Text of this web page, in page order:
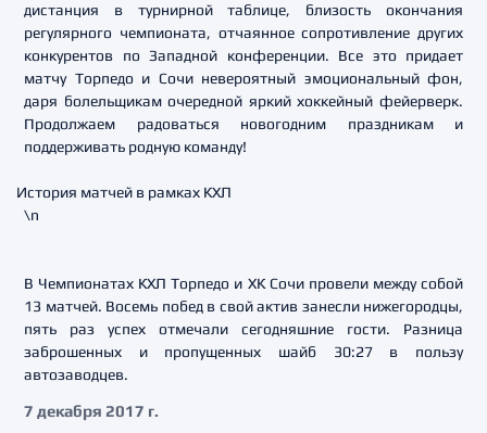
дистанция в турнирной таблице, близость окончания
регулярного чемпионата, отчаянное сопротивление других
конкурентов по Западной конференции. Все это придает
матчу Торпедо и Сочи невероятный эмоциональный фон,
даря болельщикам очередной яркий хоккейный фейерверк.
Продолжаем радоваться новогодним праздникам и
поддерживать родную команду!
История матчей в рамках КХЛ
\n
В Чемпионатах КХЛ Торпедо и ХК Сочи провели между собой
13 матчей. Восемь побед в свой актив занесли нижегородцы,
пять раз успех отмечали сегодняшние гости. Разница
заброшенных и пропущенных шайб 30:27 в пользу
автозаводцев.
7 декабря 2017 г.